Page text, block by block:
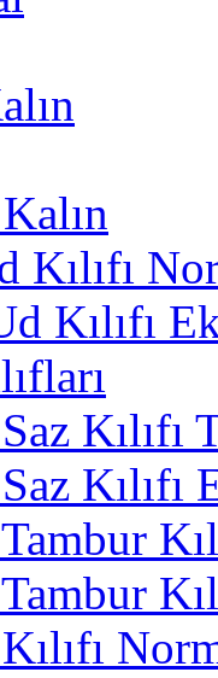
Kılıfı
Kılıfı
Kılıfı
Kılıfı